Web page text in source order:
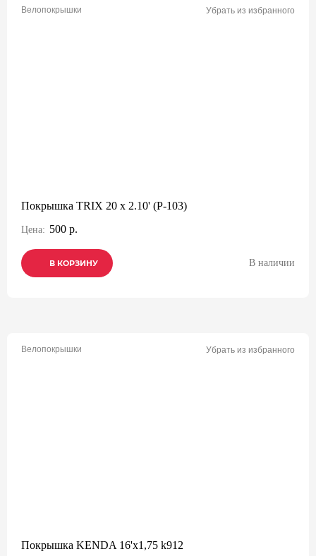
Велопокрышки Убрать из избранного
Покрышка TRIX 20 x 2.10' (P-103)
Цена: 500 р.
В КОРЗИНУ
В КОРЗИНУ
В КОРЗИНУ В наличии
Велопокрышки Убрать из избранного
Покрышка KENDA 16'х1,75 k912